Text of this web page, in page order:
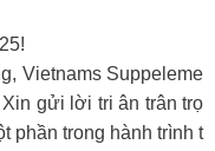
Vietnams Suppeleme
gửi lời tri ân trân trọ
phần trong hành trình t